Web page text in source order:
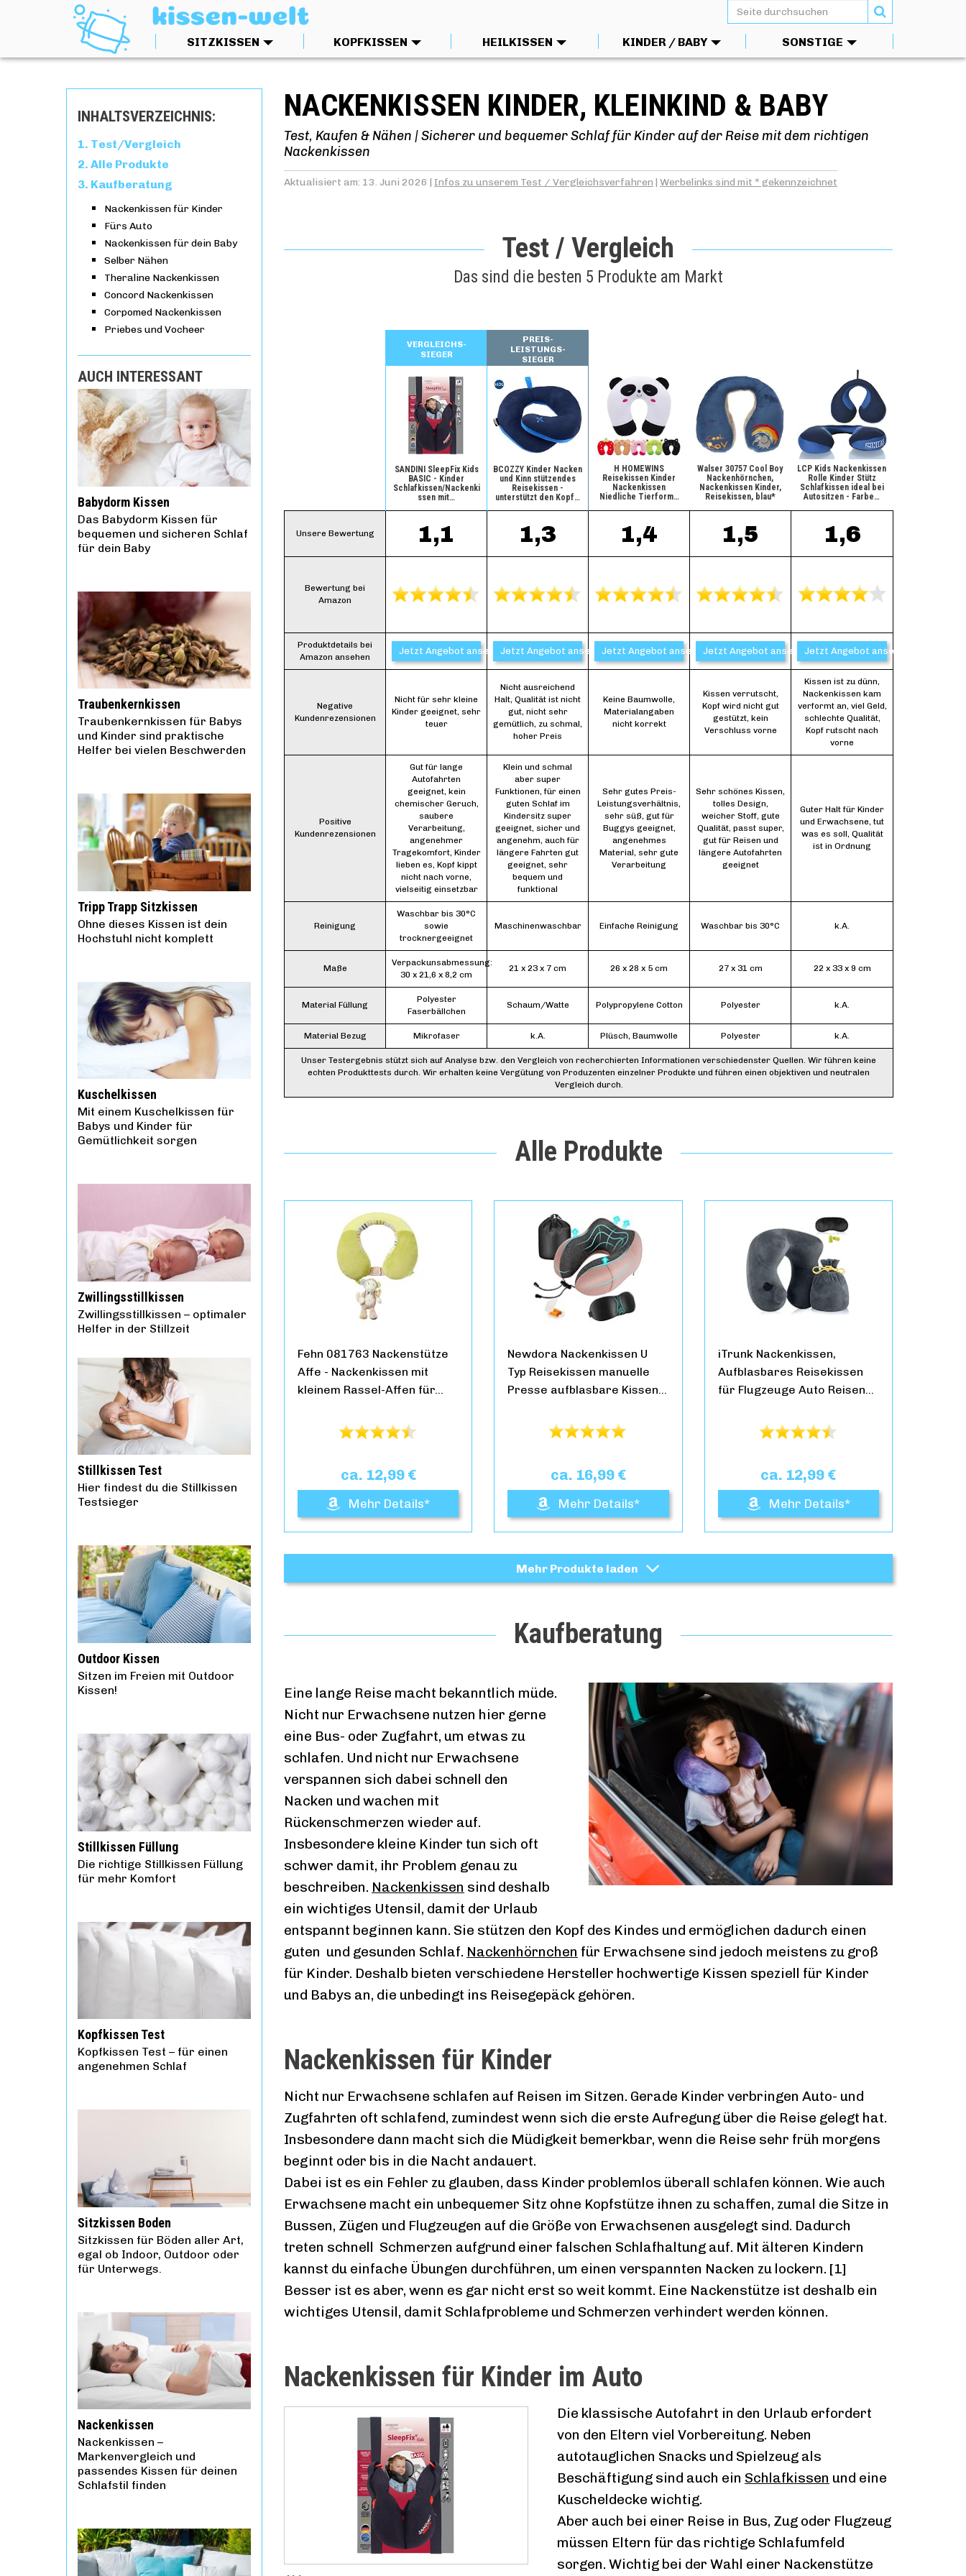
SITZKISSEN KOPFKISSEN HEILKISSEN KINDER / BABY SONSTIGE
INHALTSVERZEICHNIS:
Test/Vergleich
Alle Produkte
Kaufberatung
Nackenkissen für Kinder
Fürs Auto
Nackenkissen für dein Baby
Selber Nähen
Theraline Nackenkissen
Concord Nackenkissen
Corpomed Nackenkissen
Priebes und Vocheer
AUCH INTERESSANT
Babydorm Kissen
Das Babydorm Kissen für
bequemen und sicheren Schlaf
für dein Baby
Traubenkernkissen
Traubenkernkissen für Babys
und Kinder sind praktische
Helfer bei vielen Beschwerden
Tripp Trapp Sitzkissen
Ohne dieses Kissen ist dein
Hochstuhl nicht komplett
Kuschelkissen
Mit einem Kuschelkissen für
Babys und Kinder für
Gemütlichkeit sorgen
Zwillingsstillkissen
Zwillingsstillkissen – optimaler
Helfer in der Stillzeit
Stillkissen Test
Hier findest du die Stillkissen
Testsieger
Outdoor Kissen
Sitzen im Freien mit Outdoor
Kissen!
Stillkissen Füllung
Die richtige Stillkissen Füllung
für mehr Komfort
Kopfkissen Test
Kopfkissen Test – für einen
angenehmen Schlaf
Sitzkissen Boden
Sitzkissen für Böden aller Art,
egal ob Indoor, Outdoor oder
für Unterwegs.
Nackenkissen
Nackenkissen –
Markenvergleich und
passendes Kissen für deinen
Schlafstil finden
NACKENKISSEN KINDER, KLEINKIND & BABY
Test, Kaufen & Nähen | Sicherer und bequemer Schlaf für Kinder auf der Reise mit dem richtigen
Nackenkissen
Aktualisiert am: 13. Juni 2026 | Infos zu unserem Test / Vergleichsverfahren | Werbelinks sind mit * gekennzeichnet
Test / Vergleich
Das sind die besten 5 Produkte am Markt
VERGLEICHS-
SIEGER
SANDINI SleepFix Kids
BASIC - Kinder
Schlafkissen/Nackenki
ssen mit…
PREIS-
LEISTUNGS-
SIEGER
BCOZZY Kinder Nacken
und Kinn stützendes
Reisekissen -
unterstützt den Kopf…
H HOMEWINS
Reisekissen Kinder
Nackenkissen
Niedliche Tierform…
Walser 30757 Cool Boy
Nackenhörnchen,
Nackenkissen Kinder,
Reisekissen, blau*
LCP Kids Nackenkissen
Rolle Kinder Stütz
Schlafkissen ideal bei
Autositzen - Farbe…
Unsere Bewertung 1,1 1,3 1,4 1,5 1,6
Bewertung bei
Amazon
Produktdetails bei
Amazon ansehen
Jetzt Angebot ansehen*Jetzt Angebot ansehen*Jetzt Angebot ansehen*Jetzt Angebot ansehen*Jetzt Angebot ansehen*
Negative
Kundenrezensionen
Nicht für sehr kleine
Kinder geeignet, sehr
teuer
Nicht ausreichend
Halt, Qualität ist nicht
gut, nicht sehr
gemütlich, zu schmal,
hoher Preis
Keine Baumwolle,
Materialangaben
nicht korrekt
Kissen verrutscht,
Kopf wird nicht gut
gestützt, kein
Verschluss vorne
Kissen ist zu dünn,
Nackenkissen kam
verformt an, viel Geld,
schlechte Qualität,
Kopf rutscht nach
vorne
Positive
Kundenrezensionen
Gut für lange
Autofahrten
geeignet, kein
chemischer Geruch,
saubere
Verarbeitung,
angenehmer
Tragekomfort, Kinder
lieben es, Kopf kippt
nicht nach vorne,
vielseitig einsetzbar
Klein und schmal
aber super
Funktionen, für einen
guten Schlaf im
Kindersitz super
geeignet, sicher und
angenehm, auch für
längere Fahrten gut
geeignet, sehr
bequem und
funktional
Sehr gutes Preis-
Leistungsverhältnis,
sehr süß, gut für
Buggys geeignet,
angenehmes
Material, sehr gute
Verarbeitung
Sehr schönes Kissen,
tolles Design,
weicher Stoff, gute
Qualität, passt super,
gut für Reisen und
längere Autofahrten
geeignet
Guter Halt für Kinder
und Erwachsene, tut
was es soll, Qualität
ist in Ordnung
Reinigung
Waschbar bis 30°C
sowie
trocknergeeignet
Maschinenwaschbar Einfache Reinigung Waschbar bis 30°C k.A.
Maße
Verpackunsabmessung:
30 x 21,6 x 8,2 cm
21 x 23 x 7 cm 26 x 28 x 5 cm 27 x 31 cm 22 x 33 x 9 cm
Material Füllung
Polyester
Faserbällchen
Schaum/Watte Polypropylene Cotton Polyester k.A.
Material Bezug Mikrofaser k.A. Plüsch, Baumwolle Polyester k.A.
Unser Testergebnis stützt sich auf Analyse bzw. den Vergleich von recherchierten Informationen verschiedenster Quellen. Wir führen keine
echten Produkttests durch. Wir erhalten keine Vergütung von Produzenten einzelner Produkte und führen einen objektiven und neutralen
Vergleich durch.
Alle Produkte
Fehn 081763 Nackenstütze
Affe - Nackenkissen mit
kleinem Rassel-Affen für…
ca. 12,99 €
Mehr Details*
Newdora Nackenkissen U
Typ Reisekissen manuelle
Presse aufblasbare Kissen…
ca. 16,99 €
Mehr Details*
iTrunk Nackenkissen,
Aufblasbares Reisekissen
für Flugzeuge Auto Reisen…
ca. 12,99 €
Mehr Details*
Mehr Produkte laden
Kaufberatung
Eine lange Reise macht bekanntlich müde.
Nicht nur Erwachsene nutzen hier gerne
eine Bus- oder Zugfahrt, um etwas zu
schlafen. Und nicht nur Erwachsene
verspannen sich dabei schnell den
Nacken und wachen mit
Rückenschmerzen wieder auf.
Insbesondere kleine Kinder tun sich oft
schwer damit, ihr Problem genau zu
beschreiben. Nackenkissen sind deshalb
ein wichtiges Utensil, damit der Urlaub
entspannt beginnen kann. Sie stützen den Kopf des Kindes und ermöglichen dadurch einen
guten und gesunden Schlaf. Nackenhörnchen für Erwachsene sind jedoch meistens zu groß
für Kinder. Deshalb bieten verschiedene Hersteller hochwertige Kissen speziell für Kinder
und Babys an, die unbedingt ins Reisegepäck gehören.
Nackenkissen für Kinder
Nicht nur Erwachsene schlafen auf Reisen im Sitzen. Gerade Kinder verbringen Auto- und
Zugfahrten oft schlafend, zumindest wenn sich die erste Aufregung über die Reise gelegt hat.
Insbesondere dann macht sich die Müdigkeit bemerkbar, wenn die Reise sehr früh morgens
beginnt oder bis in die Nacht andauert.
Dabei ist es ein Fehler zu glauben, dass Kinder problemlos überall schlafen können. Wie auch
Erwachsene macht ein unbequemer Sitz ohne Kopfstütze ihnen zu schaffen, zumal die Sitze in
Bussen, Zügen und Flugzeugen auf die Größe von Erwachsenen ausgelegt sind. Dadurch
treten schnell Schmerzen aufgrund einer falschen Schlafhaltung auf. Mit älteren Kindern
kannst du einfache Übungen durchführen, um einen verspannten Nacken zu lockern. [1]
Besser ist es aber, wenn es gar nicht erst so weit kommt. Eine Nackenstütze ist deshalb ein
wichtiges Utensil, damit Schlafprobleme und Schmerzen verhindert werden können.
Nackenkissen für Kinder im Auto
Die klassische Autofahrt in den Urlaub erfordert
von den Eltern viel Vorbereitung. Neben
autotauglichen Snacks und Spielzeug als
Beschäftigung sind auch ein Schlafkissen und eine
Kuscheldecke wichtig.
Aber auch bei einer Reise in Bus, Zug oder Flugzeug
müssen Eltern für das richtige Schlafumfeld
sorgen. Wichtig bei der Wahl einer Nackenstütze